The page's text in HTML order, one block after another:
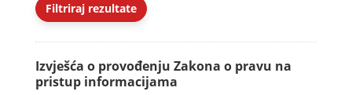
Filtriraj rezultate
Izvješća o provođenju Zakona o pravu na
pristup informacijama